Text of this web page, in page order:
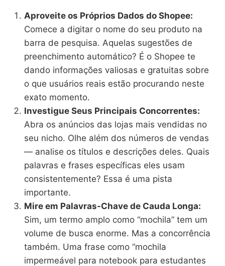
Aproveite os Próprios Dados do Shopee:
Comece a digitar o nome do seu produto na
barra de pesquisa. Aquelas sugestões de
preenchimento automático? É o Shopee te
dando informações valiosas e gratuitas sobre
o que usuários reais estão procurando neste
exato momento.
Investigue Seus Principais Concorrentes:
Abra os anúncios das lojas mais vendidas no
seu nicho. Olhe além dos números de vendas
— analise os títulos e descrições deles. Quais
palavras e frases específicas eles usam
consistentemente? Essa é uma pista
importante.
Mire em Palavras-Chave de Cauda Longa:
Sim, um termo amplo como “mochila” tem um
volume de busca enorme. Mas a concorrência
também. Uma frase como “mochila
impermeável para notebook para estudantes